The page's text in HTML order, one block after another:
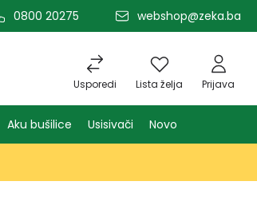
0800 20275 webshop@zeka.ba
Usporedi Lista želja Prijava
Aku bušilice Usisivači Novo